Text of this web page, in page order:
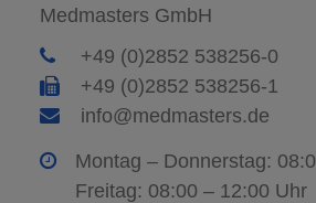
Medmasters GmbH
+49 (0)2852 538256-0
+49 (0)2852 538256-1
info@medmasters.de
Montag – Donnerstag:
Freitag: 08:00 – 12:00 Uhr